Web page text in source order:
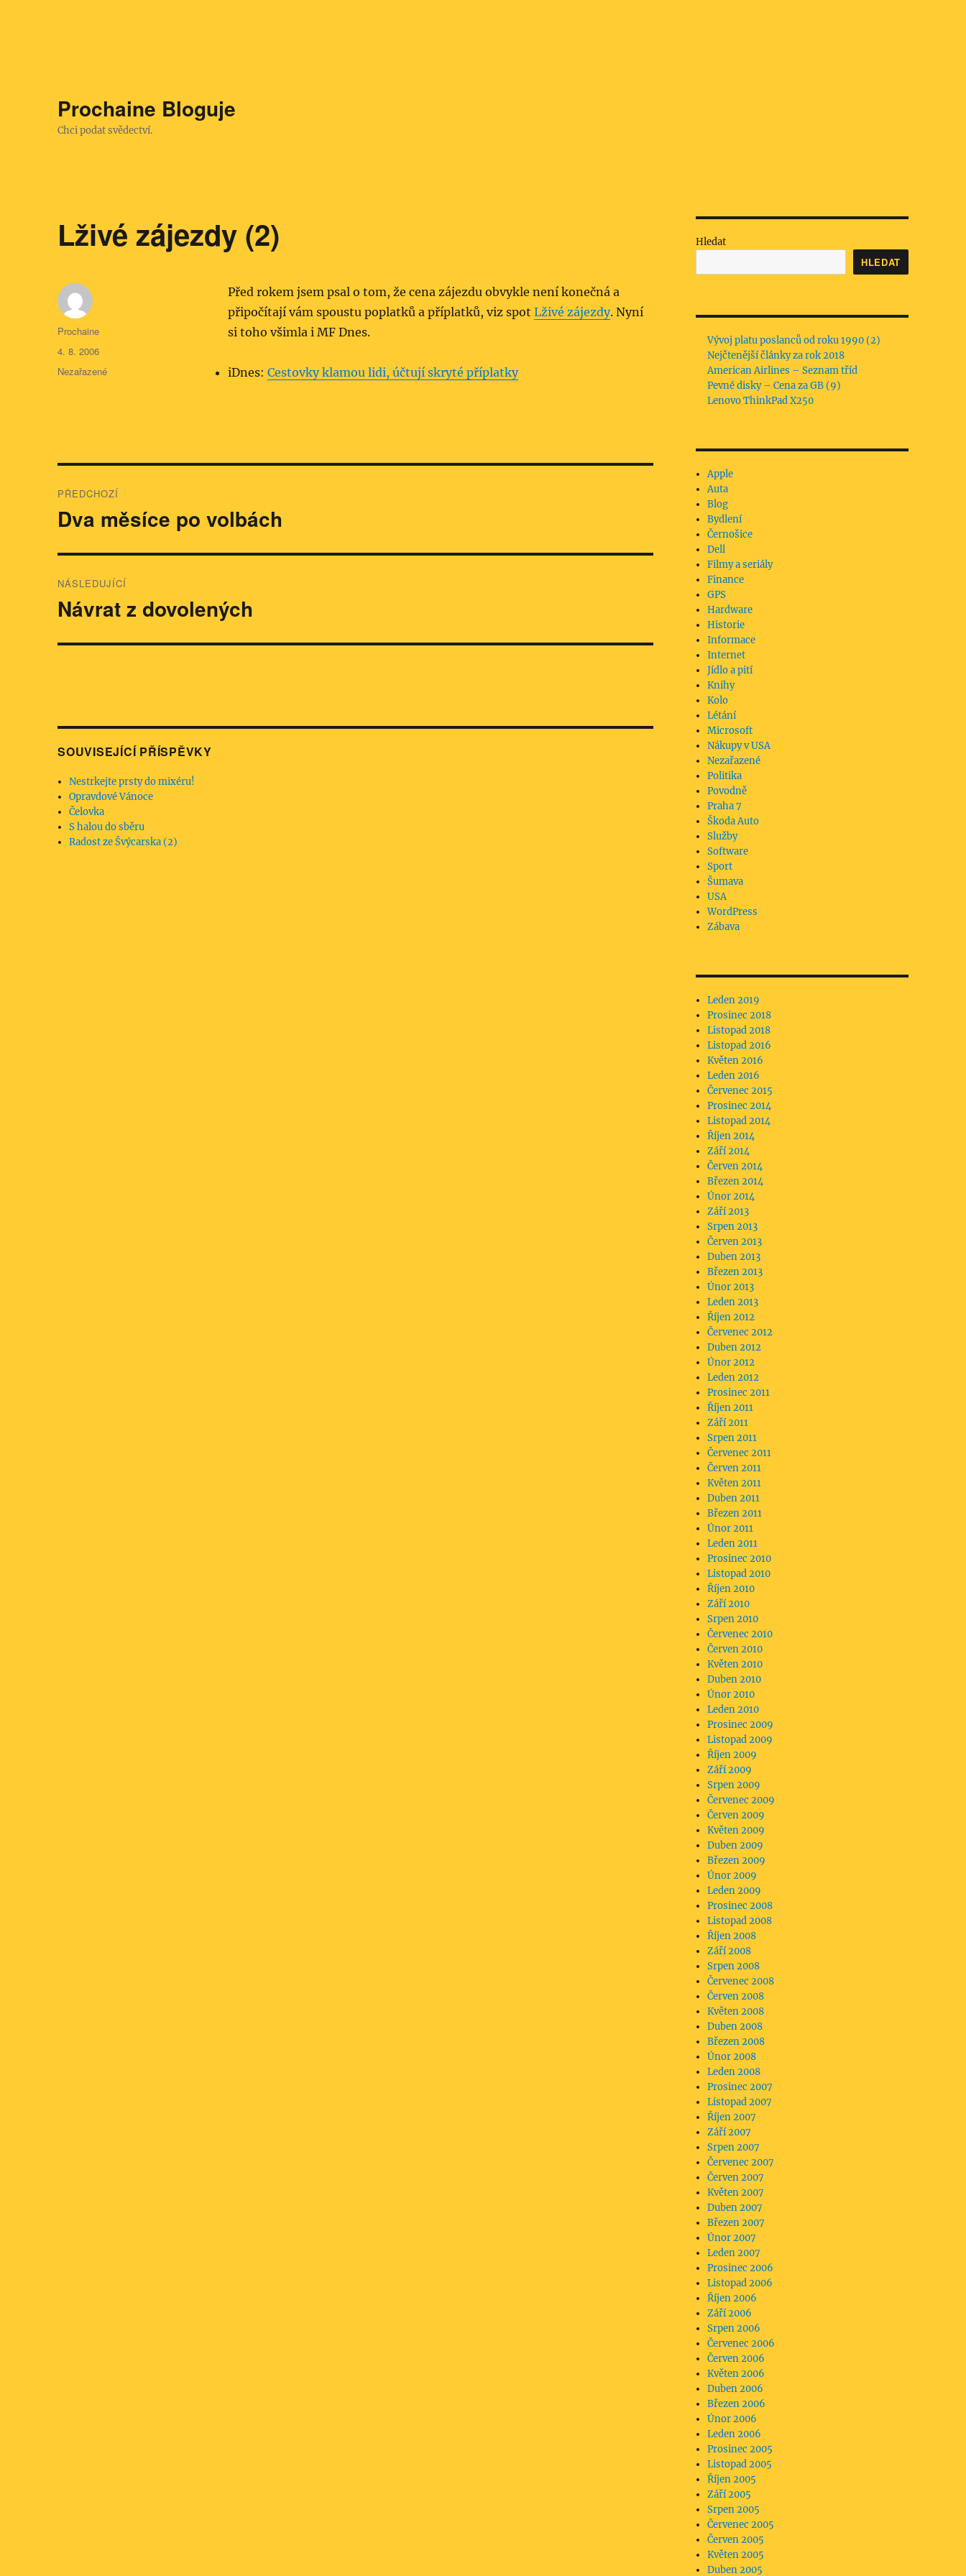
Prochaine Bloguje
Chci podat svědectví.
Lživé zájezdy (2)
Před rokem jsem psal o tom, že cena zájezdu obvykle není konečná a
připočítají vám spoustu poplatků a příplatků, viz spot Lživé zájezdy. Nyní
si toho všimla i MF Dnes.
iDnes: Cestovky klamou lidi, účtují skryté příplatky
Autor:
Prochaine
Publikováno:
4. 8. 2006
Rubriky:
Nezařazené
pro
PŘEDCHOZÍ
Předchozí
Dva měsíce po volbách
NÁSLEDUJÍCÍ
Následující
Návrat z dovolených
SOUVISEJÍCÍ PŘÍSPĚVKY
Nestrkejte prsty do mixéru!
Opravdové Vánoce
Čelovka
S halou do sběru
Radost ze Švýcarska (2)
Hledat
HLEDAT
Vývoj platu poslanců od roku 1990 (2)
Nejčtenější články za rok 2018
American Airlines – Seznam tříd
Pevné disky – Cena za GB (9)
Lenovo ThinkPad X250
Apple
Auta
Blog
Bydlení
Černošice
Dell
Filmy a seriály
Finance
GPS
Hardware
Historie
Informace
Internet
Jídlo a pití
Knihy
Kolo
Létání
Microsoft
Nákupy v USA
Nezařazené
Politika
Povodně
Praha 7
Škoda Auto
Služby
Software
Sport
Šumava
USA
WordPress
Zábava
Leden 2019
Prosinec 2018
Listopad 2018
Listopad 2016
Květen 2016
Leden 2016
Červenec 2015
Prosinec 2014
Listopad 2014
Říjen 2014
Září 2014
Červen 2014
Březen 2014
Únor 2014
Září 2013
Srpen 2013
Červen 2013
Duben 2013
Březen 2013
Únor 2013
Leden 2013
Říjen 2012
Červenec 2012
Duben 2012
Únor 2012
Leden 2012
Prosinec 2011
Říjen 2011
Září 2011
Srpen 2011
Červenec 2011
Červen 2011
Květen 2011
Duben 2011
Březen 2011
Únor 2011
Leden 2011
Prosinec 2010
Listopad 2010
Říjen 2010
Září 2010
Srpen 2010
Červenec 2010
Červen 2010
Květen 2010
Duben 2010
Únor 2010
Leden 2010
Prosinec 2009
Listopad 2009
Říjen 2009
Září 2009
Srpen 2009
Červenec 2009
Červen 2009
Květen 2009
Duben 2009
Březen 2009
Únor 2009
Leden 2009
Prosinec 2008
Listopad 2008
Říjen 2008
Září 2008
Srpen 2008
Červenec 2008
Červen 2008
Květen 2008
Duben 2008
Březen 2008
Únor 2008
Leden 2008
Prosinec 2007
Listopad 2007
Říjen 2007
Září 2007
Srpen 2007
Červenec 2007
Červen 2007
Květen 2007
Duben 2007
Březen 2007
Únor 2007
Leden 2007
Prosinec 2006
Listopad 2006
Říjen 2006
Září 2006
Srpen 2006
Červenec 2006
Červen 2006
Květen 2006
Duben 2006
Březen 2006
Únor 2006
Leden 2006
Prosinec 2005
Listopad 2005
Říjen 2005
Září 2005
Srpen 2005
Červenec 2005
Červen 2005
Květen 2005
Duben 2005